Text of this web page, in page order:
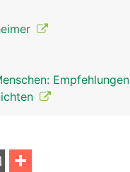
Empfehlungen